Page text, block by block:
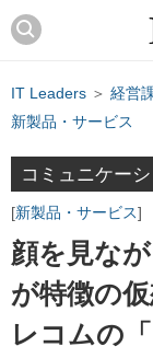
IT Leaders ＞ 経営
新製品・サービス
コミュニケー
新製品・サービス
顔を見な
が特徴の
レコムの